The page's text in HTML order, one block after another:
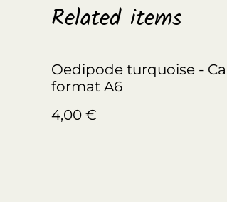
Related items
Oedipode turquoise -
format A6
4,00 €